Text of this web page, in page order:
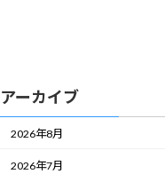
アーカイブ
2026年8月
2026年7月